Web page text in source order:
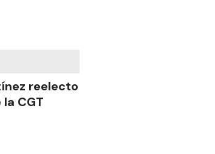
reelecto
CGT